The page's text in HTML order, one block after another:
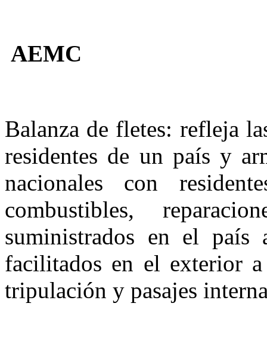
AEMC
Balanza de fletes: refleja
residentes de un país y
nacionales con
combustibles,
suministrados en el país
facilitados en el exterior
tripulación y pasajes